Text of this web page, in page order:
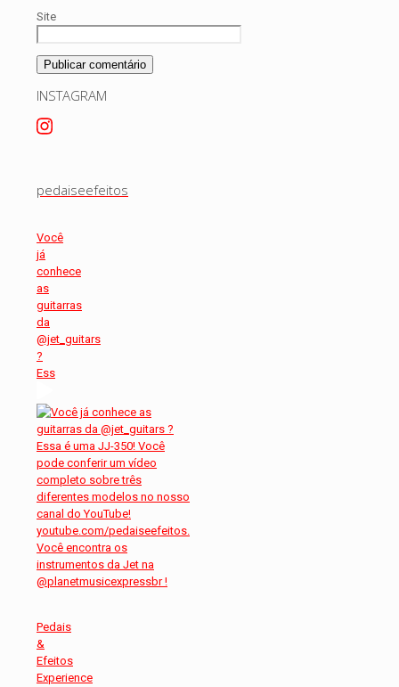
Site
INSTAGRAM
pedaiseefeitos
Você
já
conhece
as
guitarras
da
@jet_guitars
?
Ess
Pedais
&
Efeitos
Experience